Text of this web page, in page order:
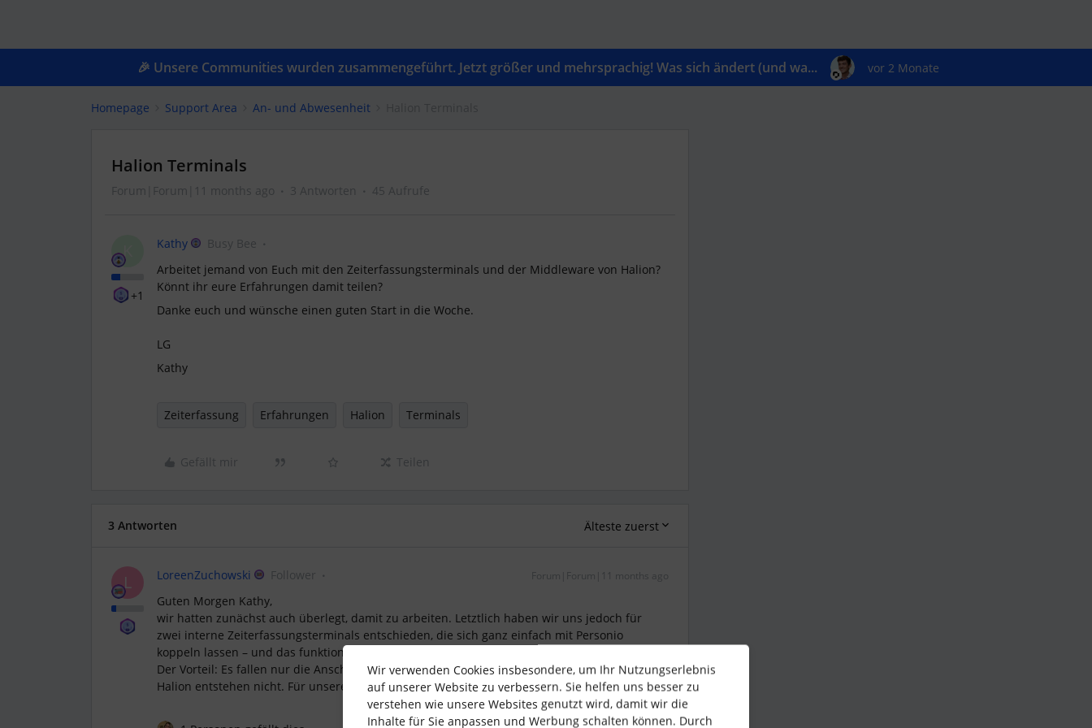
🎉 Unsere Communities wurden zusammengeführt. Jetzt größer und mehrsprachig! Was sich ändert (und wa... vor 2 Monate
Homepage Support Area An- und Abwesenheit
Halion Terminals
Forum|Forum|11 months ago 3 Antworten 45 Aufrufe
K
+1
Kathy
Busy Bee
Arbeitet jemand von Euch mit den Zeiterfassungsterminals und der Middleware von Halion?
Könnt ihr eure Erfahrungen damit teilen?
Danke euch und wünsche einen guten Start in die Woche.
LG
Kathy
Zeiterfassung Erfahrungen Halion Terminals
Gefällt mir Teilen
3 Antworten Älteste zuerst
L LoreenZuchowski Follower Forum|Forum|11 months ago
Guten Morgen Kathy,
wir hatten zunächst auch überlegt, damit zu arbeiten. Letztlich haben wir uns jedoch für
zwei interne Zeiterfassungsterminals entschieden, die sich ganz einfach mit Personio
koppeln lassen – und das funktioniert hervorragend.
Der Vorteil: Es fallen nur die Anschaffungskosten für die Terminals an, zusätzliche Kosten an
Halion entstehen nicht. Für unsere IT war die Einrichtung absolut kein Hexenwerk.
Wir verwenden Cookies insbesondere, um Ihr Nutzungserlebnis
auf unserer Website zu verbessern. Sie helfen uns besser zu
verstehen wie unsere Websites genutzt wird, damit wir die
Inhalte für Sie anpassen und Werbung schalten können. Durch